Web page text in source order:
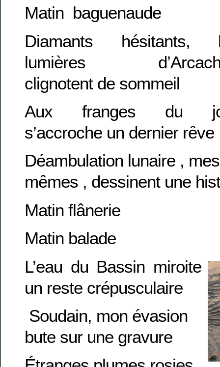
Matin baguenaude
Diamants hésitants,
lumières
clignotent de sommeil
Aux franges du
s’accroche un dernier rêve
Déambulation lunaire ,
mêmes , dessinent une
Matin flânerie
Matin balade
L’eau du Bassin miroite
un reste crépusculaire
Soudain, mon évasion
bute sur une gravure